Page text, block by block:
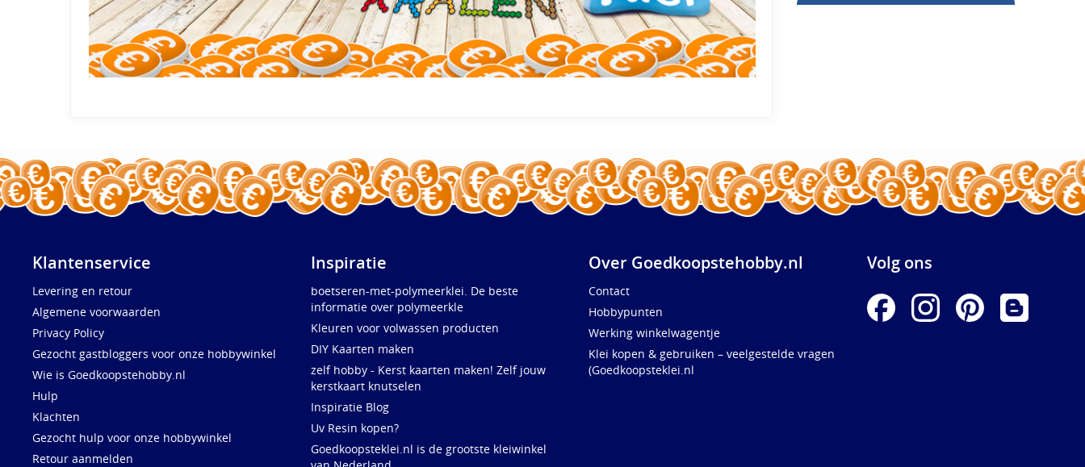
Klantenservice
Levering en retour
Algemene voorwaarden
Privacy Policy
Gezocht gastbloggers voor onze hobbywinkel
Wie is Goedkoopstehobby.nl
Hulp
Klachten
Gezocht hulp voor onze hobbywinkel
Retour aanmelden
Inspiratie
boetseren-met-polymeerklei. De beste
informatie over polymeerkle
Kleuren voor volwassen producten
DIY Kaarten maken
zelf hobby - Kerst kaarten maken! Zelf jouw
kerstkaart knutselen
Inspiratie Blog
Uv Resin kopen?
Goedkoopsteklei.nl is de grootste kleiwinkel
Over Goedkoopstehobby.nl
Contact
Hobbypunten
Werking winkelwagentje
Klei kopen & gebruiken – veelgestelde vragen
(Goedkoopsteklei.nl
Volg ons